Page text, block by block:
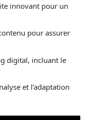
innovant pour un
pour assurer
digital, incluant le
et l’adaptation